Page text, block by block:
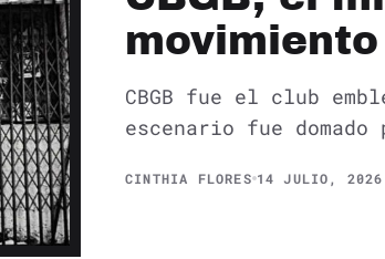
CBGB fue el club
escenario fue
CINTHIA FLORES 14 JULIO, 2026